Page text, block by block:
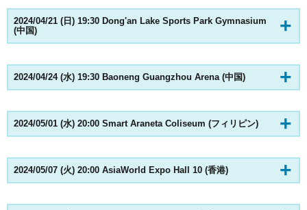
2024/04/21 (日) 19:30 Dong'an Lake Sports Park Gymnasium
(中国)
2024/04/24 (水) 19:30 Baoneng Guangzhou Arena (中国)
2024/05/01 (水) 20:00 Smart Araneta Coliseum (フィリピン)
2024/05/07 (火) 20:00 AsiaWorld Expo Hall 10 (香港)